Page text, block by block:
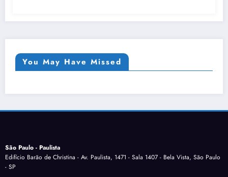
You May Have Missed
São Paulo - Paulista
Edifício Barão de Christina - Av. Paulista, 1471 - Sala 1407 - Bela Vista, São Paulo
- SP